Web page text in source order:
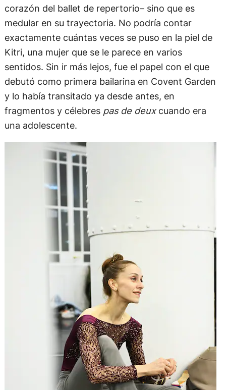
corazón del ballet de repertorio– sino que es
medular en su trayectoria. No podría contar
exactamente cuántas veces se puso en la piel de
Kitri, una mujer que se le parece en varios
sentidos. Sin ir más lejos, fue el papel con el que
debutó como primera bailarina en Covent Garden
y lo había transitado ya desde antes, en
fragmentos y célebres pas de deuxcuando era
una adolescente.